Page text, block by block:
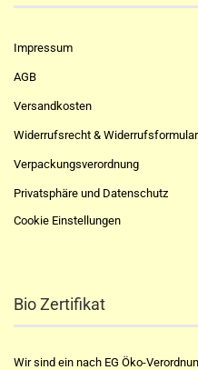
Impressum
AGB
Versandkosten
Widerrufsrecht & Widerrufsformular
Verpackungsverordnung
Privatsphäre und Datenschutz
Cookie Einstellungen
Bio Zertifikat
Wir sind ein nach EG Öko-